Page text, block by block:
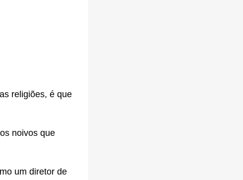
religiões, é que
noivos que
um diretor de